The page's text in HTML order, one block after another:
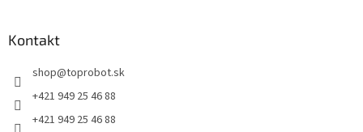
Kontakt
shop@toprobot.sk
+421 949 25 46 88
+421 949 25 46 88